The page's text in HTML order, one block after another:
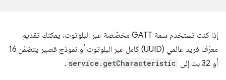
إذا كنت تستخدم سمة GATT مخصّصة عبر البلوتوث، يمكنك تقديم
معرّف فريد عالمي (UUID) كامل عبر البلوتوث أو نموذج قصير يتضمّن 16
أو 32 بت إلى
service.getCharacteristic
.